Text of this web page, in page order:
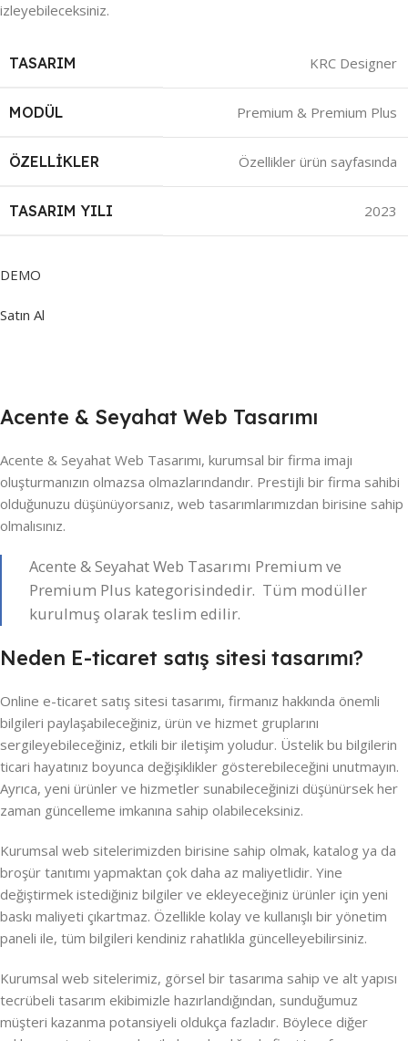
izleyebileceksiniz.
TASARIM KRC Designer
MODÜL Premium & Premium Plus
ÖZELLIKLER Özellikler ürün sayfasında
TASARIM YILI 2023
DEMO
Satın Al
Acente & Seyahat Web Tasarımı
Acente & Seyahat Web Tasarımı, kurumsal bir firma imajı
oluşturmanızın olmazsa olmazlarındandır. Prestijli bir firma sahibi
olduğunuzu düşünüyorsanız, web tasarımlarımızdan birisine sahip
olmalısınız.
Acente & Seyahat Web Tasarımı Premium ve
Premium Plus kategorisindedir. Tüm modüller
kurulmuş olarak teslim edilir.
Neden E-ticaret satış sitesi tasarımı?
Online e-ticaret satış sitesi tasarımı, firmanız hakkında önemli
bilgileri paylaşabileceğiniz, ürün ve hizmet gruplarını
sergileyebileceğiniz, etkili bir iletişim yoludur. Üstelik bu bilgilerin
ticari hayatınız boyunca değişiklikler gösterebileceğini unutmayın.
Ayrıca, yeni ürünler ve hizmetler sunabileceğinizi düşünürsek her
zaman güncelleme imkanına sahip olabileceksiniz.
Kurumsal web sitelerimizden birisine sahip olmak, katalog ya da
broşür tanıtımı yapmaktan çok daha az maliyetlidir. Yine
değiştirmek istediğiniz bilgiler ve ekleyeceğiniz ürünler için yeni
baskı maliyeti çıkartmaz. Özellikle kolay ve kullanışlı bir yönetim
paneli ile, tüm bilgileri kendiniz rahatlıkla güncelleyebilirsiniz.
Kurumsal web sitelerimiz, görsel bir tasarıma sahip ve alt yapısı
tecrübeli tasarım ekibimizle hazırlandığından, sunduğumuz
müşteri kazanma potansiyeli oldukça fazladır. Böylece diğer